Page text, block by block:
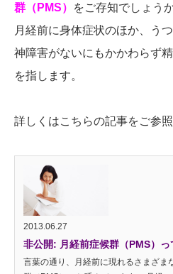
群（PMS）
をご存知でしょうか
月経前に身体症状のほか、う
神障害がないにもかかわらず
を指します。
詳しくはこちらの記事をご参照
2013.06.27
非公開: 月経前症候群（PMS）っ
言葉の通り、月経前に現れるさまざま